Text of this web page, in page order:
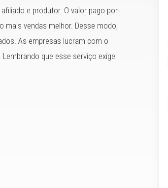
e produtor. O valor pago por
mais vendas melhor. Desse modo,
As empresas lucram com o
que esse serviço exige